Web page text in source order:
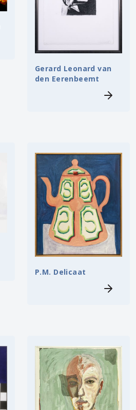
Gerard Leonard van
den Eerenbeemt
P.M. Delicaat